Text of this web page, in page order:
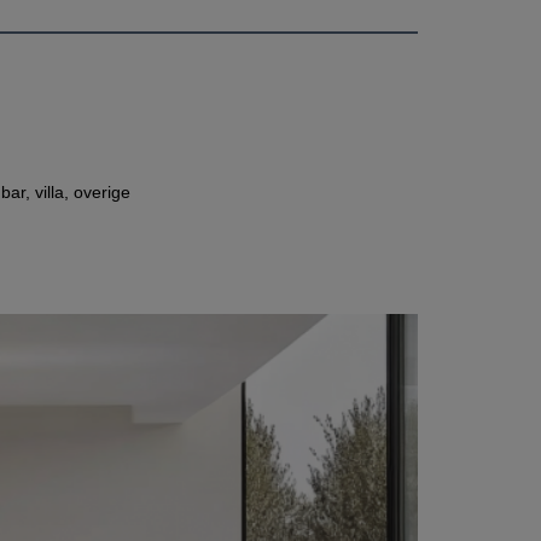
villa, overige